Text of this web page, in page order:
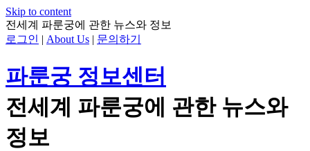
Skip to content
전세계 파룬궁에 관한 뉴스와 정보
로그인 | About Us | 문의하기
파룬궁 정보센터
전세계 파룬궁에 관한 뉴스와
정보